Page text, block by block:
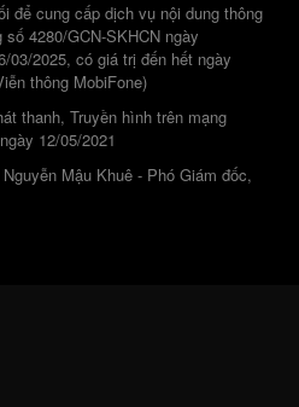
để cung cấp dịch vụ nội dung thông
4280/GCN-SKHCN ngày
03/2025, có giá trị đến hết ngày
thông MobiFone)
thanh, Truyền hình trên mạng
12/05/2021
Mậu Khuê - Phó Giám đốc,